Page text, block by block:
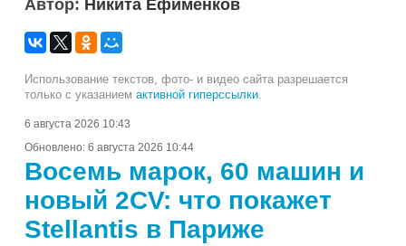
Автор: Никита Ефименков
Использование текстов, фото- и видео сайта разрешается
только с указанием активной гиперссылки
6 августа 2026 10:43
Обновлено: 6 августа 2026 10:44
Восемь марок, 60 машин и
новый 2CV: что покажет
Stellantis в Париже